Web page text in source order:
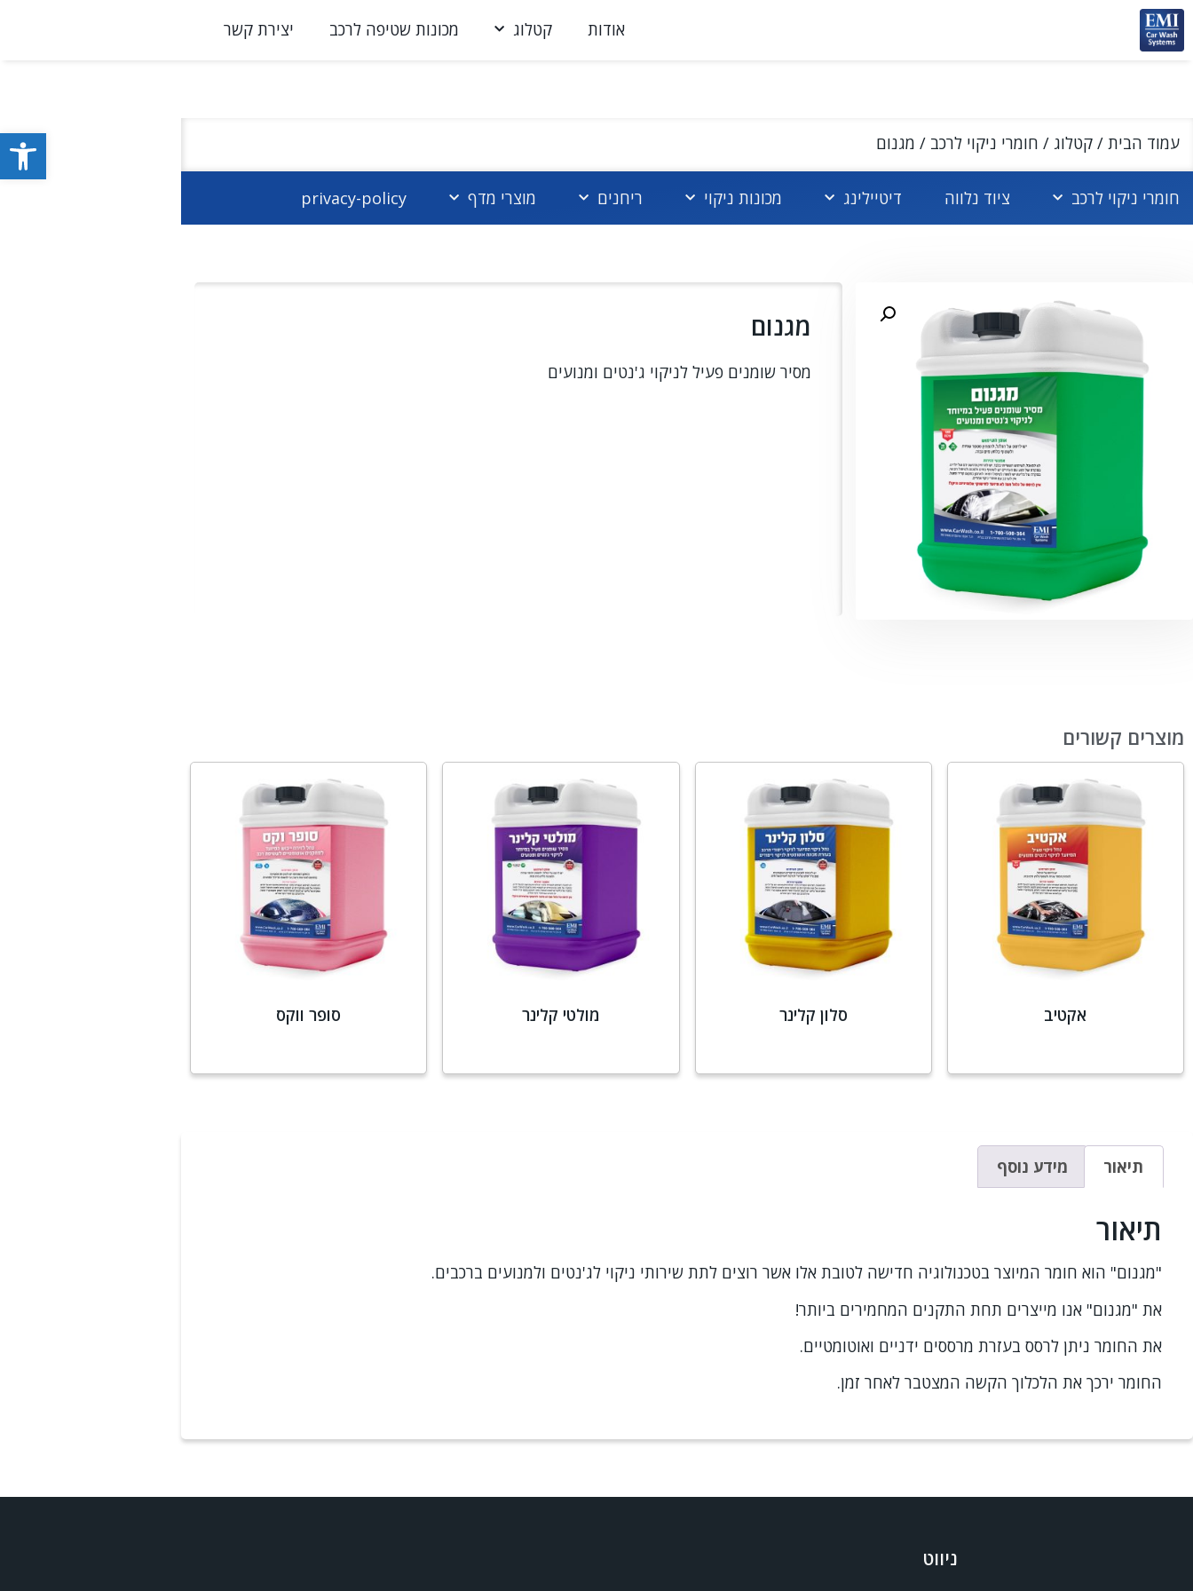
פתח
אודות קטלוג מכונות שטיפה לרכב יצירת קשר
עמוד הבית / קטלוג / חומרי ניקוי לרכב / מגנום
חומרי ניקוי לרכב ציוד נלווה דיטיילינג מכונות ניקוי ריחנים מוצרי מדף privacy-policy
מגנום
מסיר שומנים פעיל לניקוי ג'נטים ומנועים
מוצרים קשורים
אקטיב סלון קלינר מולטי קלינר סופר ווקס
תיאור מידע נוסף
תיאור
"מגנום" הוא חומר המיוצר בטכנולוגיה חדישה לטובת אלו אשר רוצים לתת שירותי ניקוי לג'נטים ולמנועים ברכבים.
את "מגנום" אנו מייצרים תחת התקנים המחמירים ביותר!
את החומר ניתן לרסס בעזרת מרססים ידניים ואוטומטיים.
החומר ירכך את הלכלוך הקשה המצטבר לאחר זמן.
ניווט